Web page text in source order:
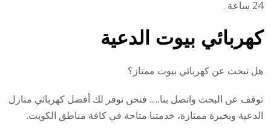
24 ساعة .
كهربائي بيوت الدعية
هل تبحث عن كهربائي بيوت ممتاز؟
توقف عن البحث واتصل بنا….. فنحن نوفر لك أفضل كهربائي منازل
الدعية وبخبرة ممتازة، خدمتنا متاحة في كافة مناطق الكويت.